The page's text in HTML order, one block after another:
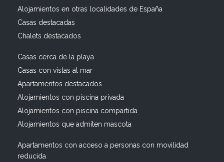
Alojamientos en otras localidades de España
Casas destacadas
Chalets destacados
Casas cerca de la playa
Casas con vistas al mar
Apartamentos destacados
Alojamientos con piscina privada
Alojamientos con piscina compartida
Alojamientos que admiten mascota
Apartamentos con acceso a personas con movilidad
reducida